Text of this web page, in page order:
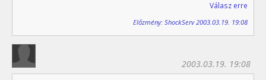
Válasz erre
Előzmény: ShockServ 2003.03.19. 19:08
2003.03.19. 19:08